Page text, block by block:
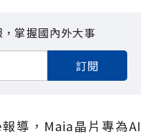
掌握國內外大事
訂閱
導，Maia晶片專為AI